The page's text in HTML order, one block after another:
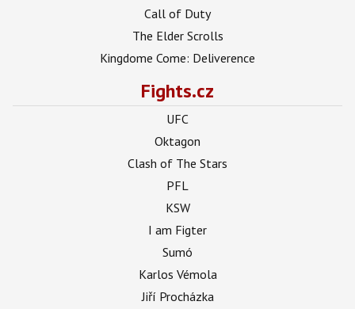
Call of Duty
The Elder Scrolls
Kingdome Come: Deliverence
Fights.cz
UFC
Oktagon
Clash of The Stars
PFL
KSW
I am Figter
Sumó
Karlos Vémola
Jiří Procházka